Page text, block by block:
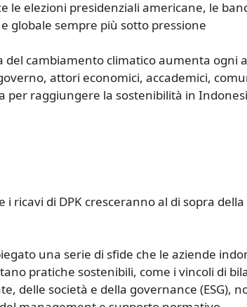
le elezioni presidenziali americane, le
globale sempre più sotto pressione
del cambiamento climatico aumenta ogni
attori economici, accademici,
per raggiungere la sostenibilità in
i ricavi di DPK cresceranno al di sopra
una serie di sfide che le aziende
pratiche sostenibili, come i vincoli di
delle società e della governance (ESG),